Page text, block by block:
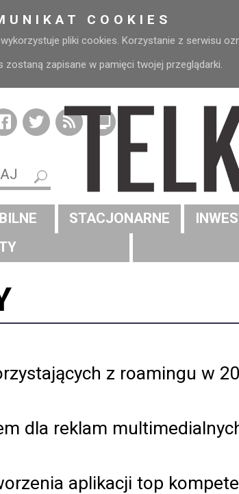
COOKIES
pliki cookies. Korzystanie z serwisu
zostaną zapisane w pamięci twojej przeglądarki.
STACJONARNE
z roamingu w
dla reklam
aplikacji top